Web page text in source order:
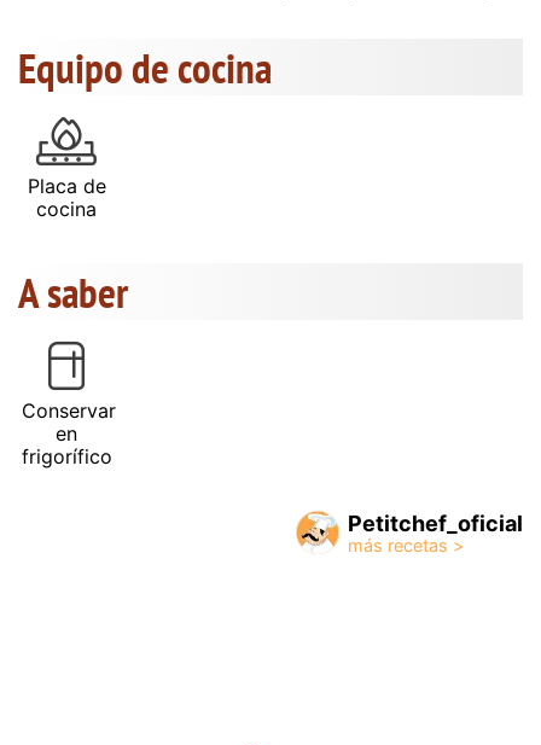
Equipo de cocina
Placa de
cocina
A saber
Conservar
en
frigorífico
Petitchef_oficial